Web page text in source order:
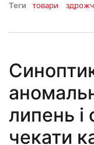
Теги товари
липень і
чекати